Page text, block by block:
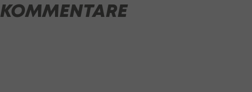
KOMMENTARE